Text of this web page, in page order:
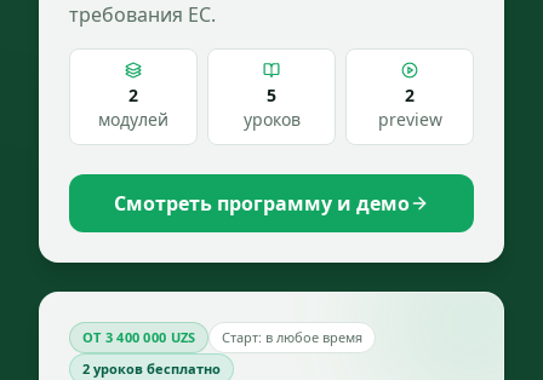
требования ЕС.
2
модулей
5
уроков
2
preview
Смотреть программу и демо
ОТ 3 400 000 UZS
Старт: в любое время
2 уроков бесплатно